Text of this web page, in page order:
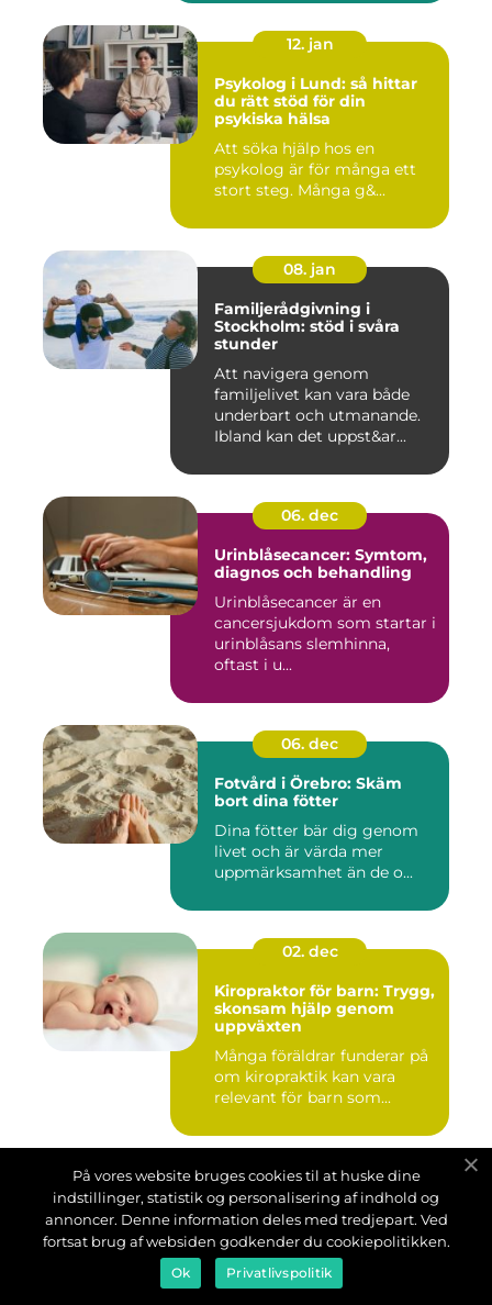
12. jan
Psykolog i Lund: så hittar
du rätt stöd för din
psykiska hälsa
Att söka hjälp hos en
psykolog är för många ett
stort steg. Många g&...
08. jan
Familjerådgivning i
Stockholm: stöd i svåra
stunder
Att navigera genom
familjelivet kan vara både
underbart och utmanande.
Ibland kan det uppst&ar...
06. dec
Urinblåsecancer: Symtom,
diagnos och behandling
Urinblåsecancer är en
cancersjukdom som startar i
urinblåsans slemhinna,
oftast i u...
06. dec
Fotvård i Örebro: Skäm
bort dina fötter
Dina fötter bär dig genom
livet och är värda mer
uppmärksamhet än de o...
02. dec
Kiropraktor för barn: Trygg,
skonsam hjälp genom
uppväxten
Många föräldrar funderar på
om kiropraktik kan vara
relevant för barn som...
Adress
På vores website bruges cookies til at huske dine
indstillinger, statistik og personalisering af indhold og
annoncer. Denne information deles med tredjepart. Ved
fortsat brug af websiden godkender du cookiepolitikken.
Ok Privatlivspolitik